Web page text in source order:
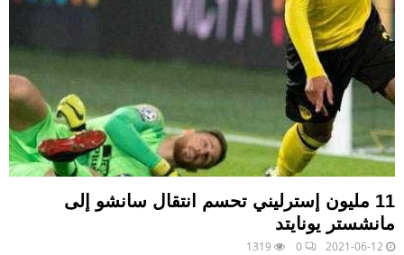
11 مليون إسترليني تحسم انتقال سانشو إلى
مانشستر يونايتد
2021-06-12
0
1319